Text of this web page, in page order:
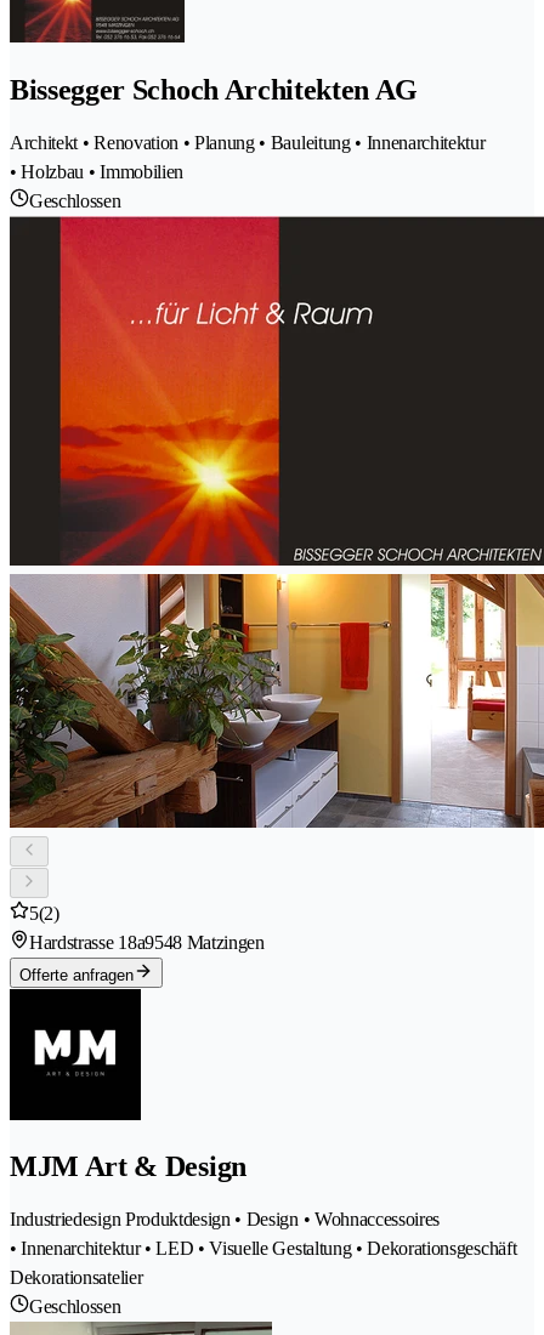
Bissegger Schoch Architekten AG
Architekt • Renovation • Planung • Bauleitung • Innenarchitektur
• Holzbau • Immobilien
Geschlossen
5(2)
Hardstrasse 18a9548 Matzingen
Offerte anfragen
MJM Art & Design
Industriedesign Produktdesign • Design • Wohnaccessoires
• Innenarchitektur • LED • Visuelle Gestaltung • Dekorationsgeschäft
Dekorationsatelier
Geschlossen